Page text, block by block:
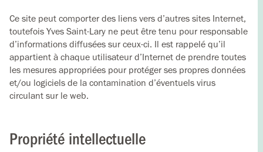
Ce site peut comporter des liens vers d’autres sites Internet,
toutefois Yves Saint-Lary ne peut être tenu pour responsable
d’informations diffusées sur ceux-ci. Il est rappelé qu’il
appartient à chaque utilisateur d’Internet de prendre toutes
les mesures appropriées pour protéger ses propres données
et/ou logiciels de la contamination d’éventuels virus
circulant sur le web.
Propriété intellectuelle